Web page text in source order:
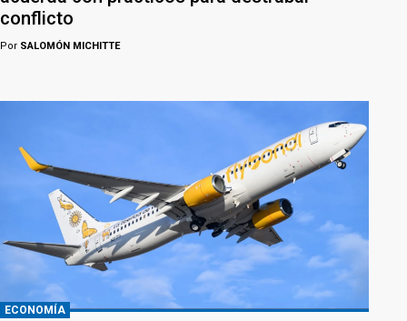
conflicto
Por SALOMÓN MICHITTE
ECONOMÍA